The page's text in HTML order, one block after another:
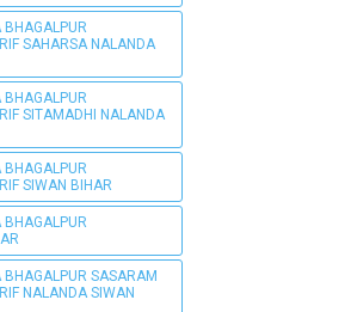
BHAGALPUR
SAHARSA NALANDA
BHAGALPUR
SITAMADHI NALANDA
BHAGALPUR
SIWAN BIHAR
BHAGALPUR
BHAGALPUR SASARAM
NALANDA SIWAN